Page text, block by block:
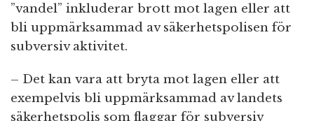
”vandel” inkluderar brott mot lagen eller att
bli uppmärksammad av säkerhetspolisen för
subversiv aktivitet.
– Det kan vara att bryta mot lagen eller att
exempelvis bli uppmärksammad av landets
säkerhetspolis som flaggar för subversiv